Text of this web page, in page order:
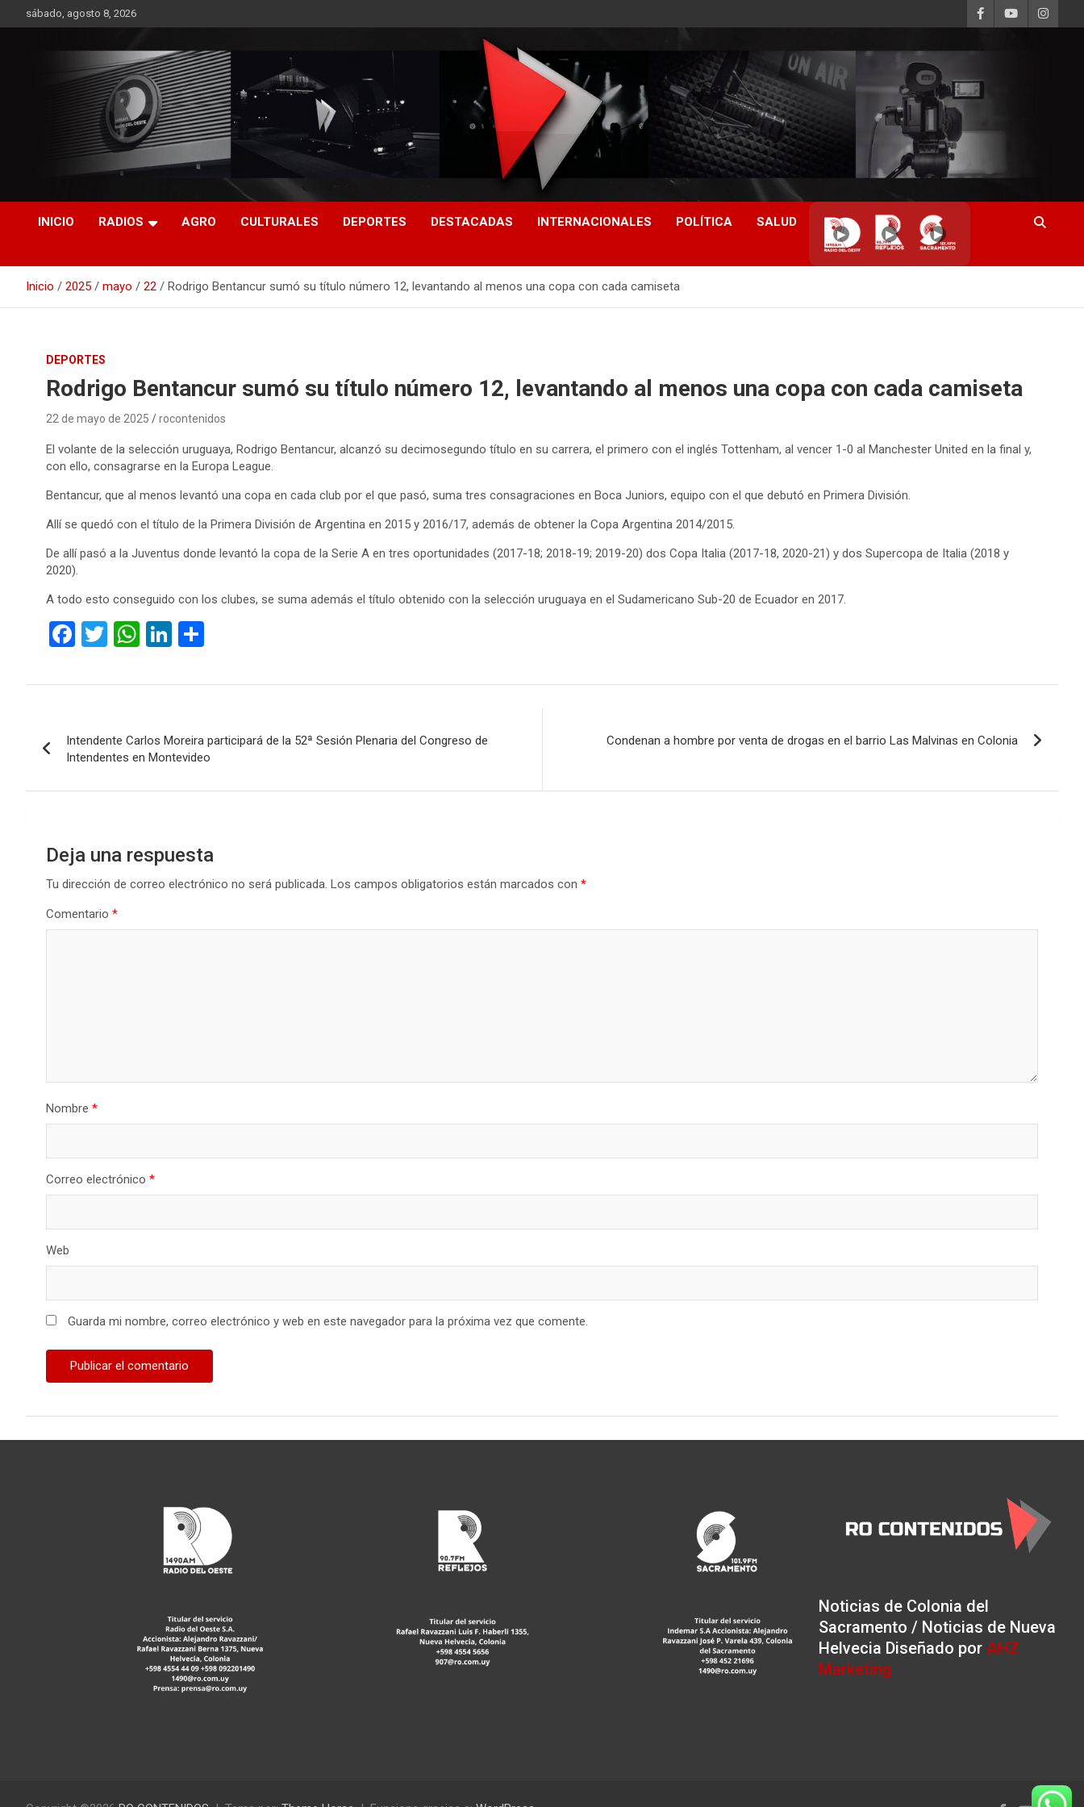
al
sábado, agosto 8, 2026
RO CONTENIDOS
INICIO RADIOS AGRO CULTURALES DEPORTES DESTACADAS INTERNACIONALES POLÍTICA SALUD
▶ ▶ ▶
Inicio 2025 mayo 22 Rodrigo Bentancur sumó su título número 12, levantando al menos una copa con cada camiseta
DEPORTES
Rodrigo Bentancur sumó su título número 12, levantando al menos una copa con cada camiseta
22 de mayo de 2025 rocontenidos
El volante de la selección uruguaya, Rodrigo Bentancur, alcanzó su decimosegundo título en su carrera, el primero con el inglés Tottenham, al vencer 1-0 al Manchester United en la final y,
con ello, consagrarse en la Europa League.
Bentancur, que al menos levantó una copa en cada club por el que pasó, suma tres consagraciones en Boca Juniors, equipo con el que debutó en Primera División.
Allí se quedó con el título de la Primera División de Argentina en 2015 y 2016/17, además de obtener la Copa Argentina 2014/2015.
De allí pasó a la Juventus donde levantó la copa de la Serie A en tres oportunidades (2017-18; 2018-19; 2019-20) dos Copa Italia (2017-18, 2020-21) y dos Supercopa de Italia (2018 y
2020).
A todo esto conseguido con los clubes, se suma además el título obtenido con la selección uruguaya en el Sudamericano Sub-20 de Ecuador en 2017.
F
ce
o
o
k
T
tt
W
at
A
p
p
Li
ke
n
m
ar
tir
de
entradas
Intendente Carlos Moreira participará de la 52ª Sesión Plenaria del Congreso de
Intendentes en Montevideo
Condenan a hombre por venta de drogas en el barrio Las Malvinas en Colonia
Deja una respuesta
Tu dirección de correo electrónico no será publicada. Los campos obligatorios están marcados con *
Comentario *
Nombre *
Correo electrónico *
Web
Guarda mi nombre, correo electrónico y web en este navegador para la próxima vez que comente.
Noticias de Colonia del
Sacramento / Noticias de Nueva
Helvecia Diseñado por AHZ
Marketing